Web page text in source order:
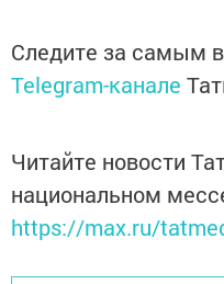
Следите за самым
Telegram-канале
Читайте новости
национальном
https://max.ru/